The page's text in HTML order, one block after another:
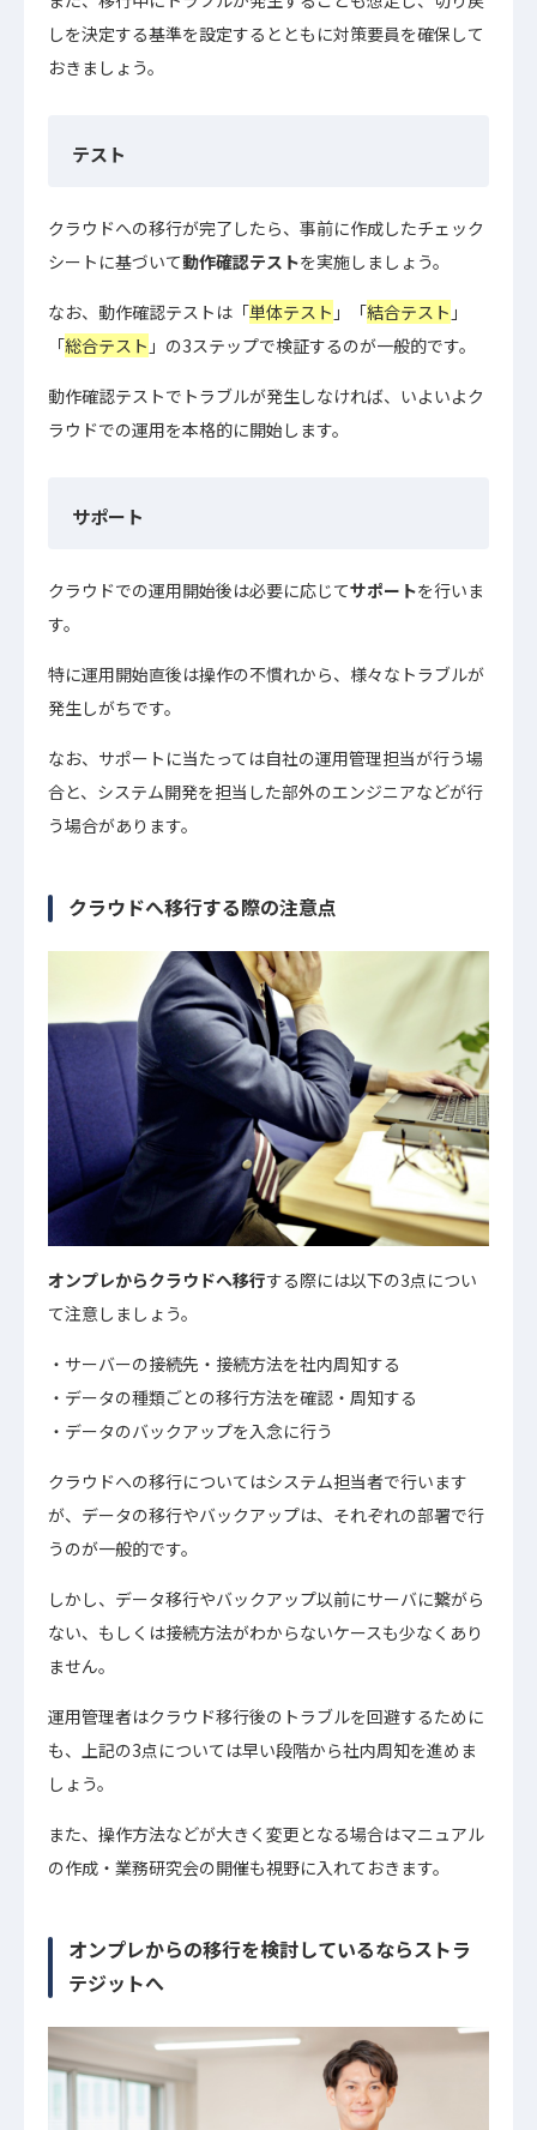
しを決定する基準を設定するとともに対策要員を確保して
おきましょう。
テスト
クラウドへの移行が完了したら、事前に作成したチェック
シートに基づいて動作確認テストを実施しましょう。
なお、動作確認テストは「単体テスト 」「結合テスト 」
「総合テスト 」の3ステップで検証するのが一般的です。
動作確認テストでトラブルが発生しなければ、いよいよク
ラウドでの運用を本格的に開始します。
サポート
クラウドでの運用開始後は必要に応じてサポートを行いま
す。
特に運用開始直後は操作の不慣れから、様々なトラブルが
発生しがちです。
なお、サポートに当たっては自社の運用管理担当が行う場
合と、システム開発を担当した部外のエンジニアなどが行
う場合があります。
クラウドへ移行する際の注意点
オンプレからクラウドへ移行する際には以下の3点につい
て注意しましょう。
サーバーの接続先・接続方法を社内周知する
データの種類ごとの移行方法を確認・周知する
データのバックアップを入念に行う
クラウドへの移行についてはシステム担当者で行います
が、データの移行やバックアップは、それぞれの部署で行
うのが一般的です。
しかし、データ移行やバックアップ以前にサーバに繋がら
ない、もしくは接続方法がわからないケースも少なくあり
ません。
運用管理者はクラウド移行後のトラブルを回避するために
も、上記の3点については早い段階から社内周知を進めま
しょう。
また、操作方法などが大きく変更となる場合はマニュアル
の作成・業務研究会の開催も視野に入れておきます。
オンプレからの移行を検討しているならストラ
テジットへ